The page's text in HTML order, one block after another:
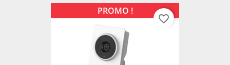
PROMO !
favorite_border